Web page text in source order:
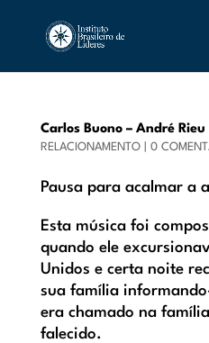
Carlos Buono – André Rieu
RELACIONAMENTO| 0
Pausa para acalmar a
Esta música foi
quando ele
Unidos e certa noite
sua família
era chamado na
falecido.